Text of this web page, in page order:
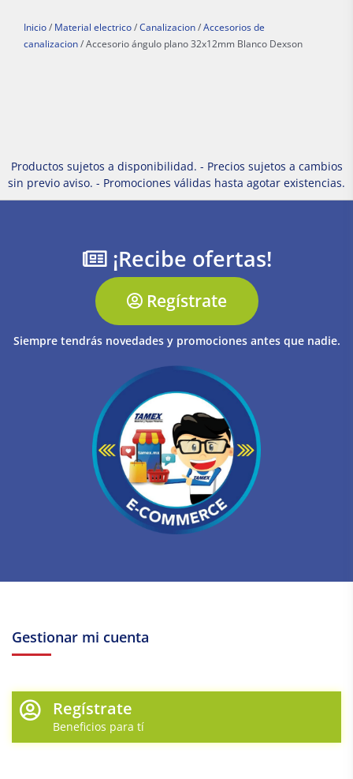
Inicio / Material electrico / Canalizacion / Accesorios de
canalizacion / Accesorio ángulo plano 32x12mm Blanco Dexson
Productos sujetos a disponibilidad. - Precios sujetos a cambios
sin previo aviso. - Promociones válidas hasta agotar existencias.
¡Recibe ofertas!
Regístrate
Siempre tendrás novedades y promociones antes que nadie.
Gestionar mi cuenta
Regístrate
Beneficios para tí